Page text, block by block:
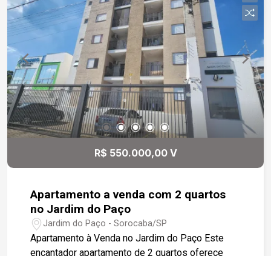
R$ 550.000,00 V
Apartamento a venda com 2 quartos
no Jardim do Paço
Jardim do Paço - Sorocaba/SP
Apartamento à Venda no Jardim do Paço Este
encantador apartamento de 2 quartos oferece